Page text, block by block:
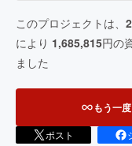
このプロジェクトは、
により 1,685,815円の
ました
もう一
ポスト